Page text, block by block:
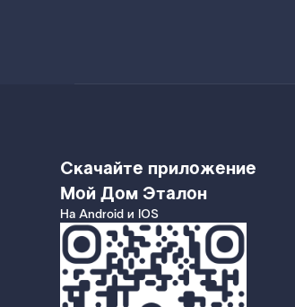
Скачайте приложение
Мой Дом Эталон
На Android и IOS